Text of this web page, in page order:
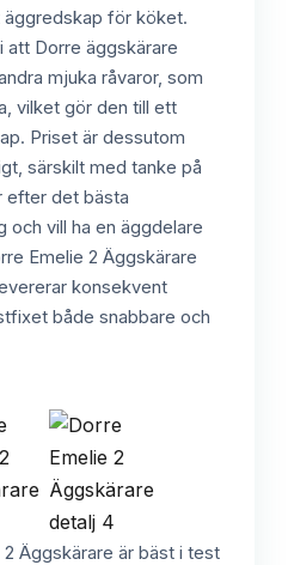
för köket.
Dorre äggskärare
mjuka råvaror, som
vilket gör den till ett
Priset är dessutom
särskilt med tanke på
efter det bästa
vill ha en äggdelare
Emelie 2 Äggskärare
konsekvent
både snabbare och
Äggskärare är bäst i test